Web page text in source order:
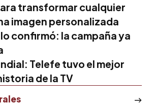
transformar cualquier
imagen personalizada
lo confirmó: la campaña ya
Telefe tuvo el mejor
de la TV